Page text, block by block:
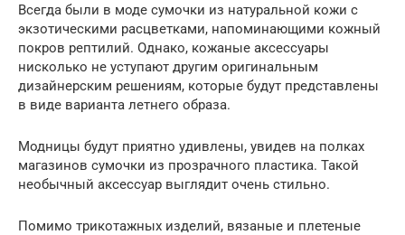
Всегда были в моде сумочки из натуральной кожи с
экзотическими расцветками, напоминающими кожный
покров рептилий. Однако, кожаные аксессуары
нисколько не уступают другим оригинальным
дизайнерским решениям, которые будут представлены
в виде варианта летнего образа.
Модницы будут приятно удивлены, увидев на полках
магазинов сумочки из прозрачного пластика. Такой
необычный аксессуар выглядит очень стильно.
Помимо трикотажных изделий, вязаные и плетеные